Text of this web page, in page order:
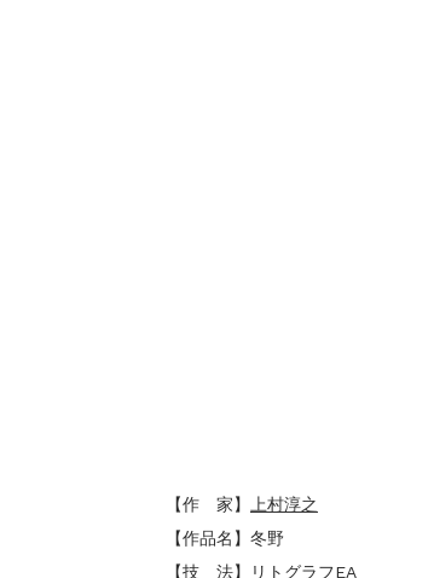
【作 家】
上村淳之
【作品名】冬野
【技 法】リトグラフEA